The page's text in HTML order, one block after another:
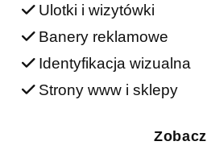
Ulotki i wizytówki
Banery reklamowe
Identyfikacja wizualna
Strony www i sklepy
Zobacz